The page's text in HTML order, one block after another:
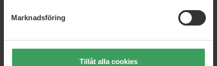
Marknadsföring
Tillåt alla cookies
75 ML
Pris71,25 kr Pris265,50 kr